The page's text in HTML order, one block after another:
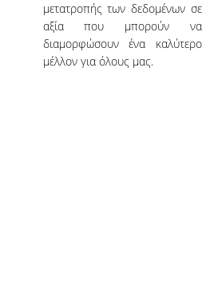
μετατροπής των δεδομένων σε
αξία που μπορούν να
διαμορφώσουν ένα καλύτερο
μέλλον για όλους μας.